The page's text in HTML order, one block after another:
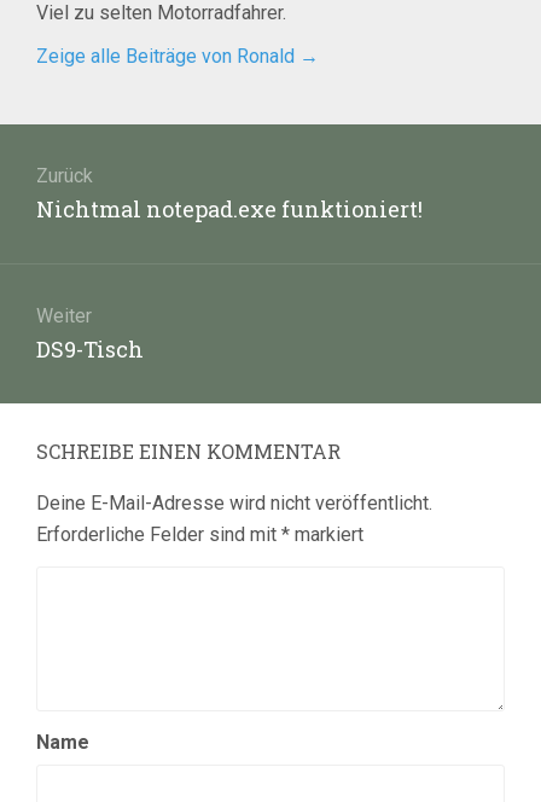
Viel zu selten Motorradfahrer.
Zeige alle Beiträge von Ronald →
Zurück
Vorheriger
Nichtmal notepad.exe funktioniert!
Weiter
Nächster
DS9-Tisch
SCHREIBE EINEN KOMMENTAR
Deine E-Mail-Adresse wird nicht veröffentlicht.
Erforderliche Felder sind mit * markiert
Name